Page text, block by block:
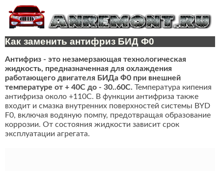
Как заменить антифриз БИД Ф0
Антифриз - это незамерзающая технологическая
жидкость, предназначенная для охлаждения
работающего двигателя БИДа Ф0 при внешней
температуре от + 40C до - 30..60C. Температура кипения
антифриза около +110С. В функции антифриза также
входит и смазка внутренних поверхностей системы BYD
F0, включая водяную помпу, предотвращая образование
коррозии. От состояния жидкости зависит срок
эксплуатации агрегата.